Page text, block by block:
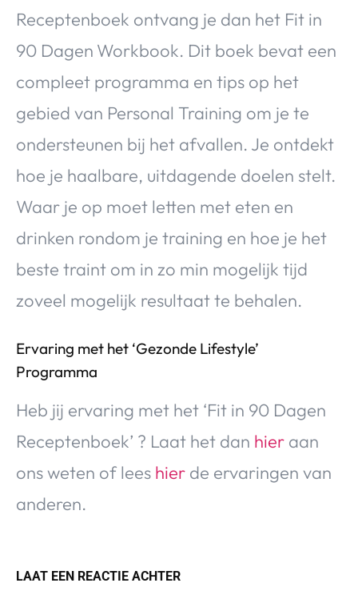
Receptenboek ontvang je dan het Fit in
90 Dagen Workbook. Dit boek bevat een
compleet programma en tips op het
gebied van Personal Training om je te
ondersteunen bij het afvallen. Je ontdekt
hoe je haalbare, uitdagende doelen stelt.
Waar je op moet letten met eten en
drinken rondom je training en hoe je het
beste traint om in zo min mogelijk tijd
zoveel mogelijk resultaat te behalen.
Ervaring met het ‘Gezonde Lifestyle’
Programma
Heb jij ervaring met het ‘Fit in 90 Dagen
Receptenboek’ ? Laat het dan hier aan
ons weten of lees hier de ervaringen van
anderen.
LAAT EEN REACTIE ACHTER